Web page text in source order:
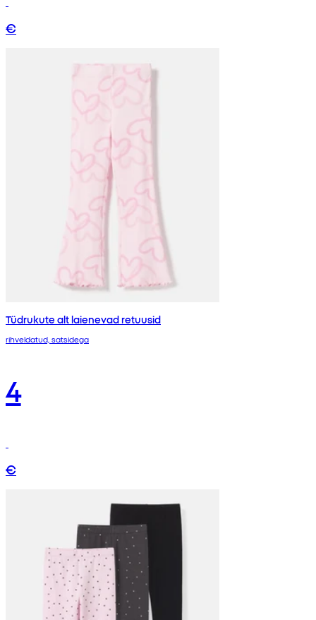
€
Tüdrukute alt laienevad retuusid
rihveldatud, satsidega
4
€